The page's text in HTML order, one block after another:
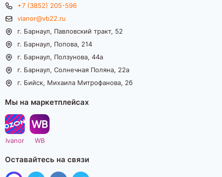
+7 (3852) 205-596
vianor@vb22.ru
г. Барнаул, Павловский тракт, 52
г. Барнаул, Попова, 214
г. Барнаул, Ползунова, 44а
г. Барнаул, Солнечная Поляна, 22а
г. Бийск, Михаила Митрофанова, 2б
Мы на маркетплейсах
Ivanor WB
Оставайтесь на связи